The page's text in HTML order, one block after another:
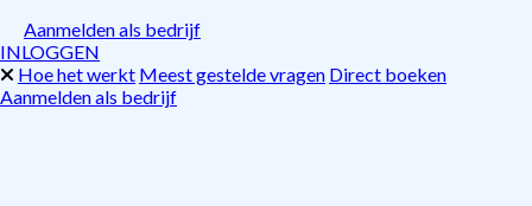
Aanmelden als bedrijf
INLOGGEN
Hoe het werkt Meest gestelde vragen Direct boeken
Aanmelden als bedrijf